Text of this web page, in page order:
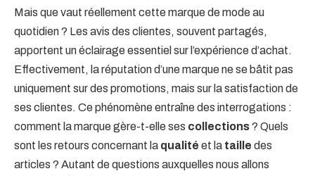
Mais que vaut réellement cette marque de mode au
quotidien ? Les avis des clientes, souvent partagés,
apportent un éclairage essentiel sur l’expérience d’achat.
Effectivement, la réputation d’une marque ne se bâtit pas
uniquement sur des promotions, mais sur la satisfaction de
ses clientes. Ce phénomène entraîne des interrogations :
comment la marque gère-t-elle ses collections? Quels
sont les retours concernant la qualité et la taille des
articles ? Autant de questions auxquelles nous allons